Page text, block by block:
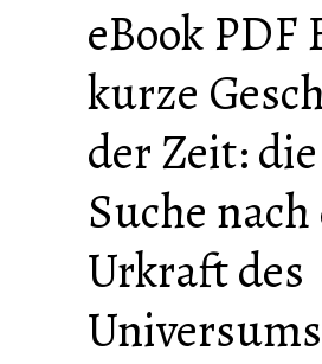
eBook PDF
kurze
der Zeit: die
Suche
Urkraft des
Universums